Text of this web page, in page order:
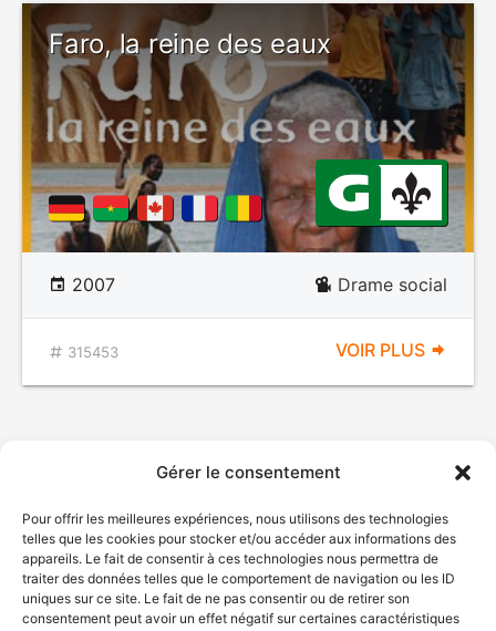
Gérer le consentement
Pour offrir les meilleures expériences, nous utilisons des technologies
telles que les cookies pour stocker et/ou accéder aux informations des
appareils. Le fait de consentir à ces technologies nous permettra de
traiter des données telles que le comportement de navigation ou les ID
uniques sur ce site. Le fait de ne pas consentir ou de retirer son
consentement peut avoir un effet négatif sur certaines caractéristiques
Faro, la reine des eaux
2007 Drame social
315453 VOIR PLUS